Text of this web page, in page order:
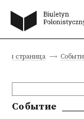
страница
Событие